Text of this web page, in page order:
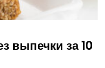
выпечки за 10